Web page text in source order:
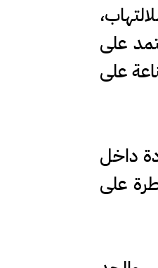
على
على
داخل
على